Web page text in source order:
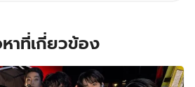
หาที่เกี่ยวข้อง